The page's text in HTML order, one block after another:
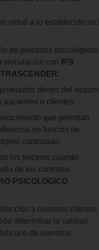
virtud a lo establecido en
de procesos
vinculación con
IPS
dentro del
pacientes o clientes.
que permitan
en función de
contratado.
los terceros cuando
de los contratos
PSICOLOGICO
a nuestros
determinar la calidad
uno de nuestros